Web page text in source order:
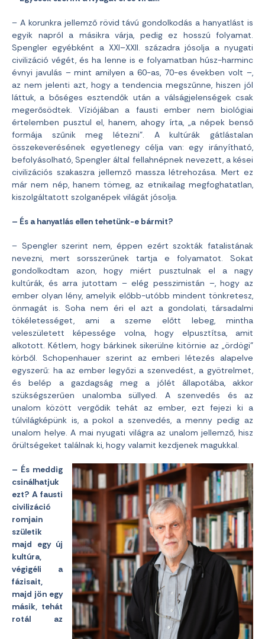
– A korunkra jellemző rövid távú gondolkodás a hanyatlást is
egyik napról a másikra várja, pedig ez hosszú folyamat.
Spengler egyébként a XXI–XXII. századra jósolja a nyugati
civilizáció végét, és ha lenne is e folyamatban húsz-harminc
évnyi javulás – mint amilyen a 60-as, 70-es években volt –,
az nem jelenti azt, hogy a tendencia megszűnne, hiszen jól
láttuk, a bőséges esztendők után a válságjelenségek csak
megerősödtek. Víziójában a fausti ember nem biológiai
értelemben pusztul el, hanem, ahogy írta, „a népek benső
formája szűnik meg létezni”. A kultúrák gátlástalan
összekeverésének egyetlenegy célja van: egy irányítható,
befolyásolható, Spengler által fellahnépnek nevezett, a kései
civilizációs szakaszra jellemző massza létrehozása. Mert ez
már nem nép, hanem tömeg, az etnikailag megfoghatatlan,
kiszolgáltatott szolganépek világát jósolja.
– És a hanyatlás ellen tehetünk-e bármit?
– Spengler szerint nem, éppen ezért szokták fatalistának
nevezni, mert sorsszerűnek tartja e folyamatot. Sokat
gondolkodtam azon, hogy miért pusztulnak el a nagy
kultúrák, és arra jutottam – elég pesszimistán –, hogy az
ember olyan lény, amelyik előbb-utóbb mindent tönkretesz,
önmagát is. Soha nem éri el azt a gondolati, társadalmi
tökéletességet, ami a szeme előtt lebeg, mintha
veleszületett képessége volna, hogy elpusztítsa, amit
alkotott. Kétlem, hogy bárkinek sikerülne kitörnie az „ördögi”
körből. Schopenhauer szerint az emberi létezés alapelve
egyszerű: ha az ember legyőzi a szenvedést, a gyötrelmet,
és belép a gazdagság meg a jólét állapotába, akkor
szükségszerűen unalomba süllyed. A szenvedés és az
unalom között vergődik tehát az ember, ezt fejezi ki a
túlvilágképünk is, a pokol a szenvedés, a menny pedig az
unalom helye. A mai nyugati világra az unalom jellemző, hisz
őrültségeket találnak ki, hogy valamit kezdjenek magukkal.
– És meddig
csinálhatjuk
ezt? A fausti
civilizáció
romjain
születik
majd egy új
kultúra,
végigéli a
fázisait,
majd jön egy
másik, tehát
rotál az